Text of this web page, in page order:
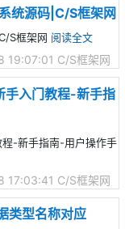
统源码|C/S框架网
S框架网 阅读全文
19:07:01 C/S框架网
入门教程-新手指
-新手指南-用户操作手
17:03:41 C/S框架网
类型名称对应